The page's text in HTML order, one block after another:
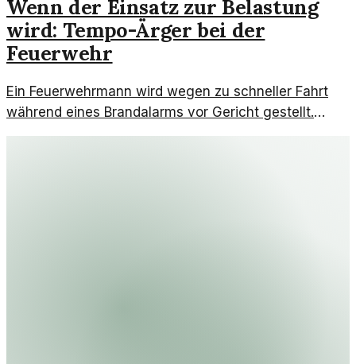
Wenn der Einsatz zur Belastung
wird: Tempo-Ärger bei der
Feuerwehr
Ein Feuerwehrmann wird wegen zu schneller Fahrt
während eines Brandalarms vor Gericht gestellt.
Welche Fragen wirft dieser Fall über Einsatzfahrten